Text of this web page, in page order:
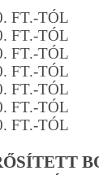
FT.-TÓL
FT.-TÓL
FT.-TÓL
FT.-TÓL
FT.-TÓL
FT.-TÓL
FT.-TÓL